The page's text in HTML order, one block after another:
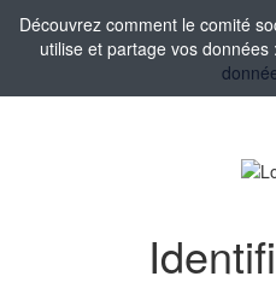
Découvrez comment le comité
utilise et partage vos données :